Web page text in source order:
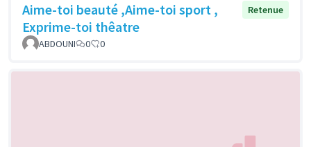
Aime-toi beauté ,Aime-toi sport ,
Exprime-toi thêatre
Retenue
ABDOUNI 0 0